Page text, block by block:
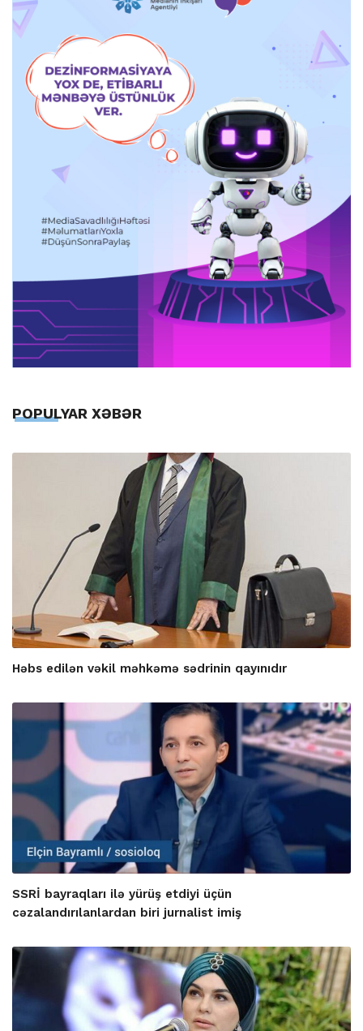
POPULYAR XƏBƏR
Həbs edilən vəkil məhkəmə sədrinin qayınıdır
SSRİ bayraqları ilə yürüş etdiyi üçün
cəzalandırılanlardan biri jurnalist imiş